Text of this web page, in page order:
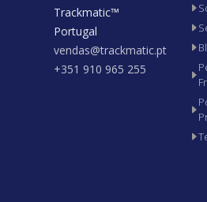
Trackmatic™
Portugal
vendas@trackmatic.pt
+351 910 965 255